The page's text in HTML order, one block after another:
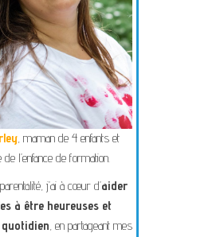
, maman de 4 enfants et
l’enfance de formation.
j’ai à cœur d’aider
à être heureuses et
, en partageant mes